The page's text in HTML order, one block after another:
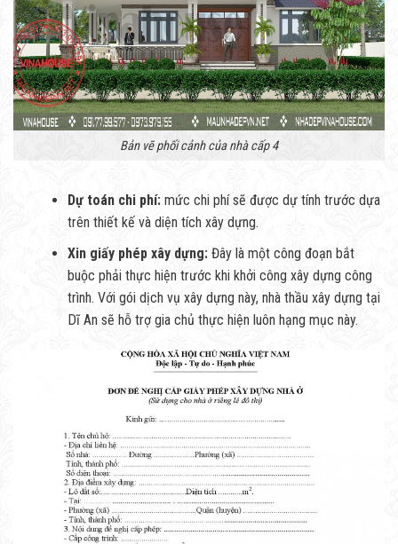
Bản vẽ phối cảnh của nhà cấp 4
Dự toán chi phí:mức chi phí sẽ được dự tính trước dựa
trên thiết kế và diện tích xây dựng.
Xin giấy phép xây dựng:Đây là một công đoạn bắt
buộc phải thực hiện trước khi khởi công xây dựng công
trình. Với gói dịch vụ xây dựng này, nhà thầu xây dựng tại
Dĩ An sẽ hỗ trợ gia chủ thực hiện luôn hạng mục này.